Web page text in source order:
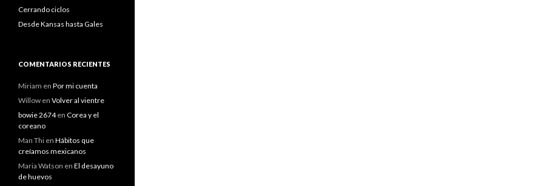
Cerrando ciclos
Desde Kansas hasta Gales
COMENTARIOS RECIENTES
Miriam en Por mi cuenta
Willow en Volver al vientre
bowie 2674en Corea y el
coreano
Man Thi en Hábitos que
creíamos mexicanos
Maria Watson en El desayuno
de huevos